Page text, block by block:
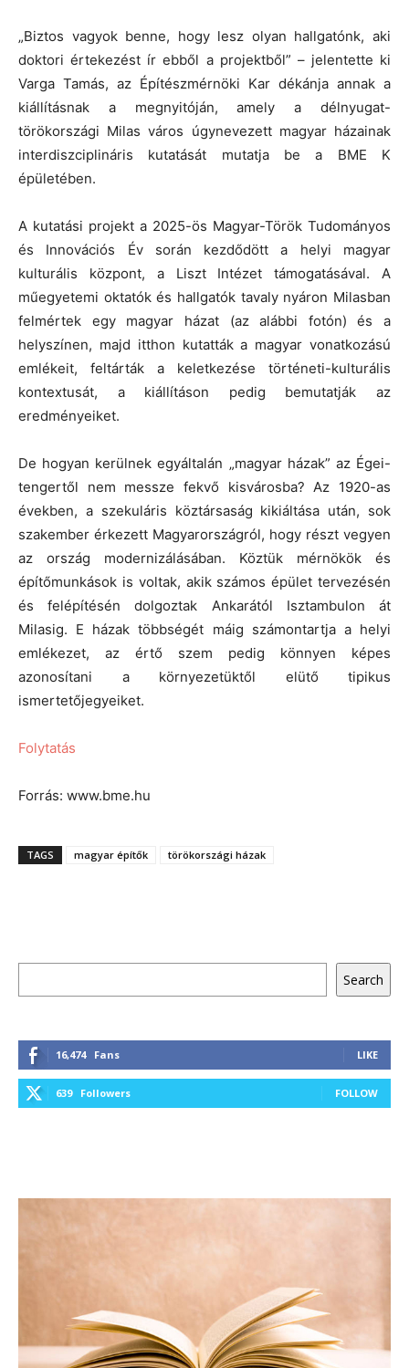
„Biztos vagyok benne, hogy lesz olyan hallgatónk, aki
doktori értekezést ír ebből a projektből” – jelentette ki
Varga Tamás, az Építészmérnöki Kar dékánja annak a
kiállításnak a megnyitóján, amely a délnyugat-
törökországi Milas város úgynevezett magyar házainak
interdiszciplináris kutatását mutatja be a BME K
épületében.
A kutatási projekt a 2025-ös Magyar-Török Tudományos
és Innovációs Év során kezdődött a helyi magyar
kulturális központ, a Liszt Intézet támogatásával. A
műegyetemi oktatók és hallgatók tavaly nyáron Milasban
felmértek egy magyar házat (az alábbi fotón) és a
helyszínen, majd itthon kutatták a magyar vonatkozású
emlékeit, feltárták a keletkezése történeti-kulturális
kontextusát, a kiállításon pedig bemutatják az
eredményeiket.
De hogyan kerülnek egyáltalán „magyar házak” az Égei-
tengertől nem messze fekvő kisvárosba? Az 1920-as
években, a szekuláris köztársaság kikiáltása után, sok
szakember érkezett Magyarországról, hogy részt vegyen
az ország modernizálásában. Köztük mérnökök és
építőmunkások is voltak, akik számos épület tervezésén
és felépítésén dolgoztak Ankarától Isztambulon át
Milasig. E házak többségét máig számontartja a helyi
emlékezet, az értő szem pedig könnyen képes
azonosítani a környezetüktől elütő tipikus
ismertetőjegyeiket.
Folytatás
Forrás: www.bme.hu
TAGS magyar építők törökországi házak
Search
16,474 Fans LIKE
639 Followers FOLLOW